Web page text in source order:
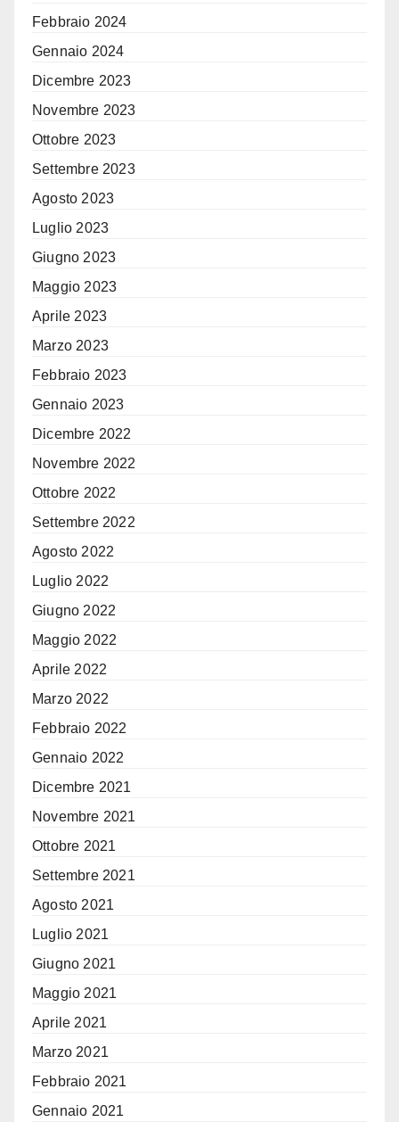
Febbraio 2024
Gennaio 2024
Dicembre 2023
Novembre 2023
Ottobre 2023
Settembre 2023
Agosto 2023
Luglio 2023
Giugno 2023
Maggio 2023
Aprile 2023
Marzo 2023
Febbraio 2023
Gennaio 2023
Dicembre 2022
Novembre 2022
Ottobre 2022
Settembre 2022
Agosto 2022
Luglio 2022
Giugno 2022
Maggio 2022
Aprile 2022
Marzo 2022
Febbraio 2022
Gennaio 2022
Dicembre 2021
Novembre 2021
Ottobre 2021
Settembre 2021
Agosto 2021
Luglio 2021
Giugno 2021
Maggio 2021
Aprile 2021
Marzo 2021
Febbraio 2021
Gennaio 2021